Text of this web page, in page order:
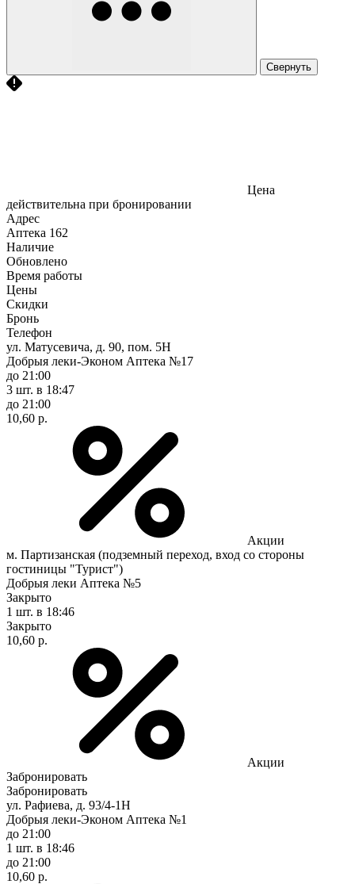
Свернуть
Цена
действительна при бронировании
Адрес
Аптека 162
Наличие
Обновлено
Время работы
Цены
Скидки
Бронь
Телефон
ул. Матусевича, д. 90, пом. 5Н
Добрыя леки-Эконом Аптека №17
до 21:00
3 шт. в 18:47
до 21:00
10,60 р.
Акции
м. Партизанская (подземный переход, вход со стороны
гостиницы "Турист")
Добрыя леки Аптека №5
Закрыто
1 шт. в 18:46
Закрыто
10,60 р.
Акции
Забронировать
Забронировать
ул. Рафиева, д. 93/4-1Н
Добрыя леки-Эконом Аптека №1
до 21:00
1 шт. в 18:46
до 21:00
10,60 р.